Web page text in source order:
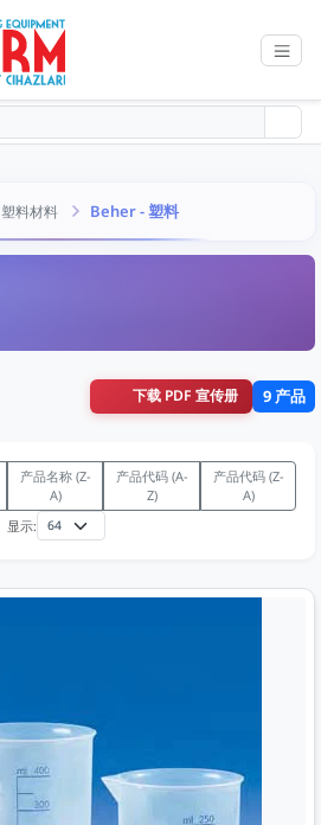
塑料材料 Beher - 塑料
下载 PDF 宣传册 9 产品
产品名称 (Z-
A)
产品代码 (A-
Z)
产品代码 (Z-
A)
显示: